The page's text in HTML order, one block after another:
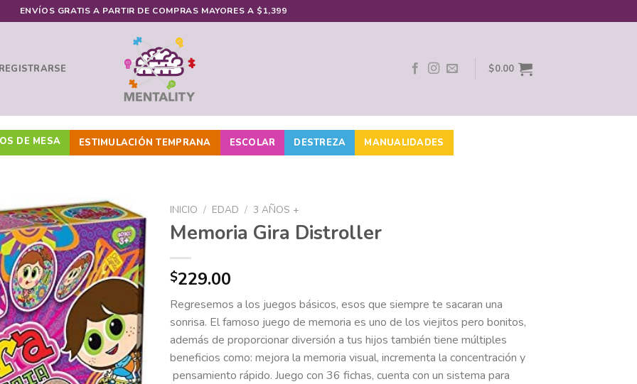
ENVÍOS GRATIS A PARTIR DE COMPRAS MAYORES A $1,399
$0.00
DE MESA ESTIMULACIÓN TEMPRANA ESCOLAR DESTREZA MANUALIDADES
Añadir
a la
lista de
deseos
INICIO / EDAD / 3 AÑOS +
Memoria Gira Distroller
$229.00
Regresemos a los juegos básicos, esos que siempre te sacaran una
sonrisa. El famoso juego de memoria es uno de los viejitos pero bonitos,
además de proporcionar diversión a tus hijos también tiene múltiples
beneficios como: mejora la memoria visual, incrementa la concentración y
pensamiento rápido. Juego con 36 fichas, cuenta con un sistema para